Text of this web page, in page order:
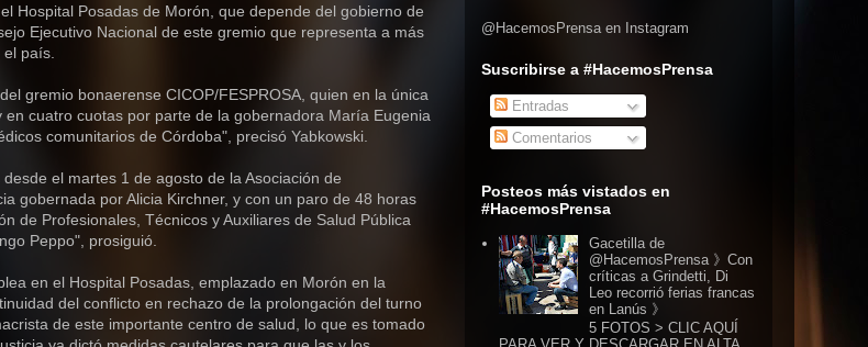
Hospital Posadas de Morón, que depende del gobierno de
Ejecutivo Nacional de este gremio que representa a más
el país.
gremio bonaerense CICOP/FESPROSA, quien en la única
cuatro cuotas por parte de la gobernadora María Eugenia
comunitarios de Córdoba", precisó Yabkowski.
el martes 1 de agosto de la Asociación de
gobernada por Alicia Kirchner, y con un paro de 48 horas
de Profesionales, Técnicos y Auxiliares de Salud Pública
Peppo", prosiguió.
en el Hospital Posadas, emplazado en Morón en la
del conflicto en rechazo de la prolongación del turno
de este importante centro de salud, lo que es tomado
@HacemosPrensa en Instagram
Suscribirse a #HacemosPrensa
Entradas
Comentarios
Posteos más vistados en
#HacemosPrensa
Gacetilla de
@HacemosPrensa 》Con
críticas a Grindetti, Di
Leo recorrió ferias francas
en Lanús 》
5 FOTOS > CLIC AQUÍ